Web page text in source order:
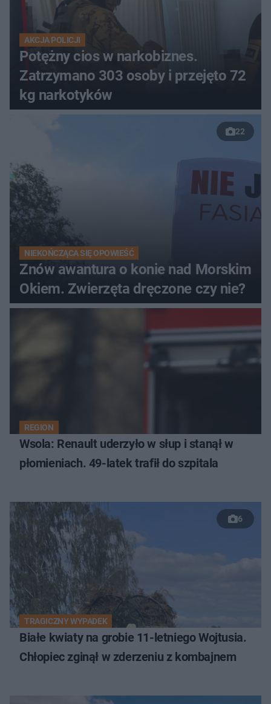
AKCJA POLICJI
Potężny cios w narkobiznes.
Zatrzymano 303 osoby i przejęto 72
kg narkotyków
22
NIEKOŃCZĄCA SIĘ OPOWIEŚĆ
Znów awantura o konie nad Morskim
Okiem. Zwierzęta dręczone czy nie?
REGION
Wsola: Renault uderzyło w słup i stanął w
płomieniach. 49-latek trafił do szpitala
6
TRAGICZNY WYPADEK
Białe kwiaty na grobie 11-letniego Wojtusia.
Chłopiec zginął w zderzeniu z kombajnem